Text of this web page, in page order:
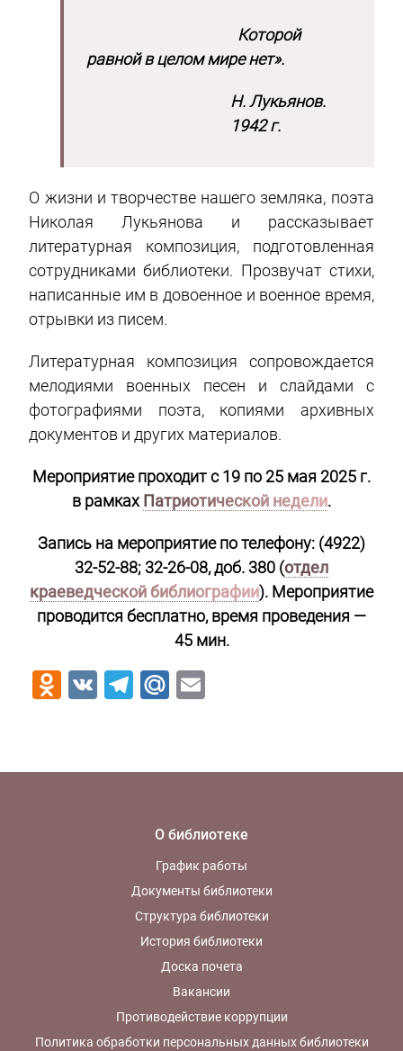
Которой
равной в целом мире нет».
Н. Лукьянов.
1942 г.
О жизни и творчестве нашего земляка, поэта
Николая Лукьянова и рассказывает
литературная композиция, подготовленная
сотрудниками библиотеки. Прозвучат стихи,
написанные им в довоенное и военное время,
отрывки из писем.
Литературная композиция сопровождается
мелодиями военных песен и слайдами с
фотографиями поэта, копиями архивных
документов и других материалов.
Мероприятие проходит с 19 по 25 мая 2025 г.
в рамках Патриотической недели.
Запись на мероприятие по телефону: (4922)
32-52-88; 32-26-08, доб. 380 (отдел
краеведческой библиографии). Мероприятие
проводится бесплатно, время проведения —
45 мин.
Odnoklassniki
VK Telegram
Mail.Ru
О библиотеке
График работы
Документы библиотеки
Структура библиотеки
История библиотеки
Доска почета
Вакансии
Противодействие коррупции
Политика обработки персональных данных библиотеки